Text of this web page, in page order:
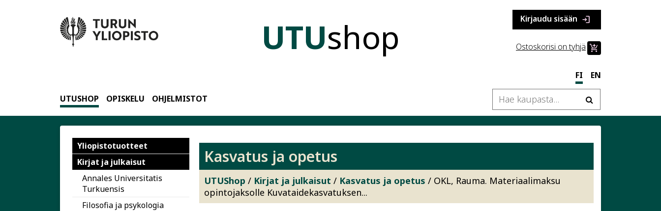
UTUshop Kirjaudu sisään login
Ostoskorisi on tyhjä shopping_cart_checkout
FI EN
UTUSHOP OPISKELU OHJELMISTOT
Yliopistotuotteet
Kirjat ja julkaisut
Annales Universitatis
Turkuensis
Filosofia ja psykologia
Kategoria:
Kasvatus ja opetus
UTUShop / Kirjat ja julkaisut / Kasvatus ja opetus / OKL, Rauma. Materiaalimaksu
opintojaksolle Kuvataidekasvatuksen...